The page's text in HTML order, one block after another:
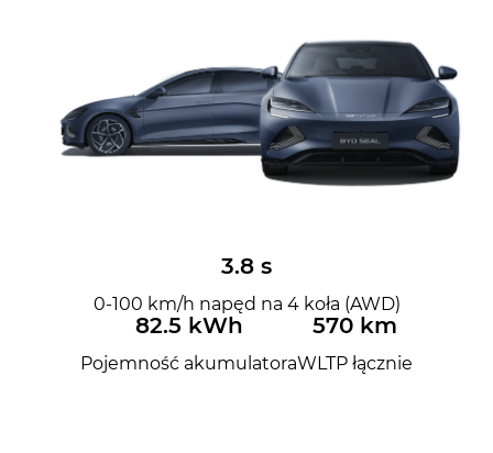
3.8 s
0-100 km/h napęd na 4 koła (AWD)
82.5 kWh
Pojemność akumulatora
570 km
WLTP łącznie